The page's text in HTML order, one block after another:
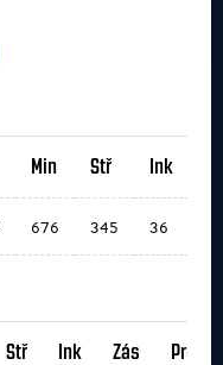
Min Stř Ink
676 345 36
Stř Ink Zás Prů